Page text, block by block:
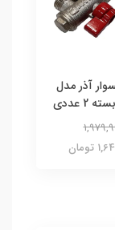
آذر مدل